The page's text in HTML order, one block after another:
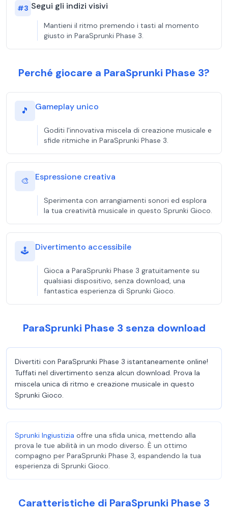
#3 Segui gli indizi visivi
Mantieni il ritmo premendo i tasti al momento
giusto in ParaSprunki Phase 3.
Perché giocare a ParaSprunki Phase 3?
🎵 Gameplay unico
Goditi l'innovativa miscela di creazione musicale e
sfide ritmiche in ParaSprunki Phase 3.
🎨 Espressione creativa
Sperimenta con arrangiamenti sonori ed esplora
la tua creatività musicale in questo Sprunki Gioco.
🕹️ Divertimento accessibile
Gioca a ParaSprunki Phase 3 gratuitamente su
qualsiasi dispositivo, senza download, una
fantastica esperienza di Sprunki Gioco.
ParaSprunki Phase 3 senza download
Divertiti con ParaSprunki Phase 3 istantaneamente online!
Tuffati nel divertimento senza alcun download. Prova la
miscela unica di ritmo e creazione musicale in questo
Sprunki Gioco.
Sprunki Ingiustizia offre una sfida unica, mettendo alla
prova le tue abilità in un modo diverso. È un ottimo
compagno per ParaSprunki Phase 3, espandendo la tua
esperienza di Sprunki Gioco.
Caratteristiche di ParaSprunki Phase 3